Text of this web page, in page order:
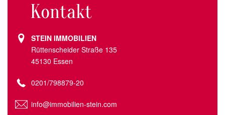
Kontakt
STEIN IMMOBILIEN
Rüttenscheider Straße 135
45130 Essen
0201/798879-20
info@immobilien-stein.com